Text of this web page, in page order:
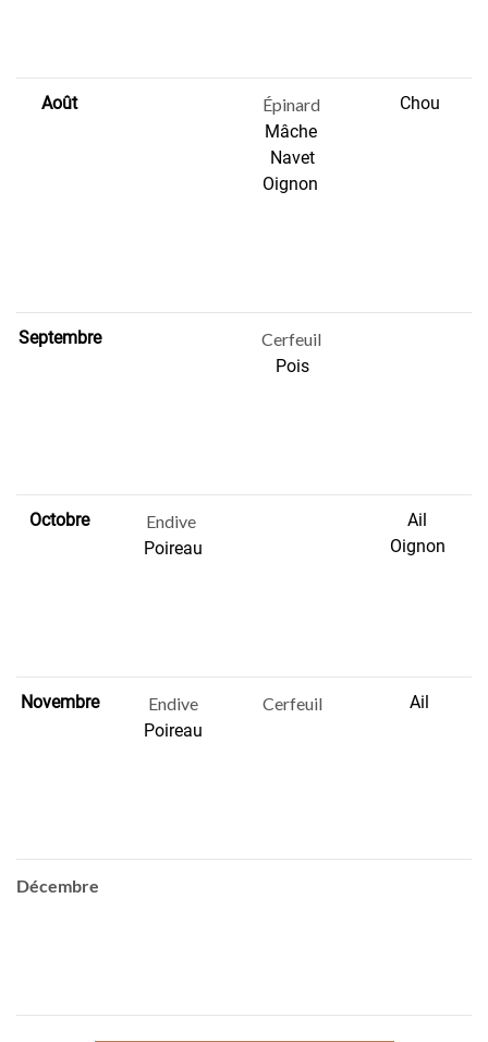
Août
Épinard
Mâche
Navet
Oignon
Chou
Septembre
Cerfeuil
Pois
Octobre
Endive
Poireau
Ail
Oignon
Novembre
Endive
Poireau
Cerfeuil Ail
Décembre